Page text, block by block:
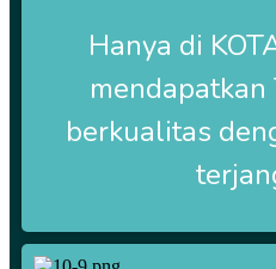
Hanya di
berkualitas